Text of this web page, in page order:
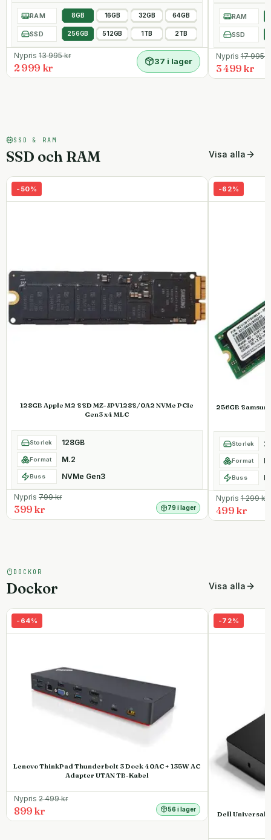
RAM 8GB 16GB 32GB 64GB
SSD 256GB 512GB 1TB 2TB
Nypris 13 995kr
2 999 kr
37 i lager
RAM
SSD
Nypris17 995
3 499 kr
SSD & RAM
SSD och RAM Visa alla
- 50%
128GB Apple M2 SSD MZ-JPV128S/0A2 NVMe PCIe
Gen3 x4 MLC
Storlek 128GB
Format M.2
Buss NVMe Gen3
Nypris 799kr
399 kr 79 i lager
-62%
256GB
Storlek
Format
Buss
Nypris1 299kr
499 kr
DOCKOR
Dockor Visa alla
- 64%
Lenovo ThinkPad Thunderbolt 3 Dock 40AC + 135W AC
Adapter UTAN TB-Kabel
Nypris 2 499kr
899 kr 56 i lager
-72%
Dell Universal